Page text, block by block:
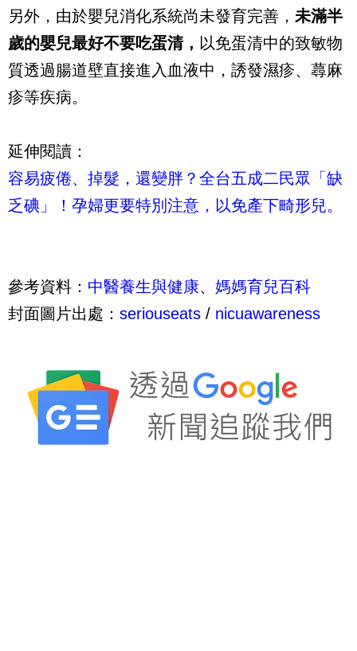
另外，由於嬰兒消化系統尚未發育完善， 未滿半
歲的嬰兒最好不要吃蛋清， 以免蛋清中的致敏物
質透過腸道壁直接進入血液中，誘發濕疹、蕁麻
疹等疾病。
延伸閱讀：
容易疲倦、掉髮，還變胖？全台五成二民眾「缺
乏碘」！孕婦更要特別注意，以免產下畸形兒。
參考資料： 中醫養生與健康、 媽媽育兒百科
封面圖片出處： seriouseats / nicuawareness